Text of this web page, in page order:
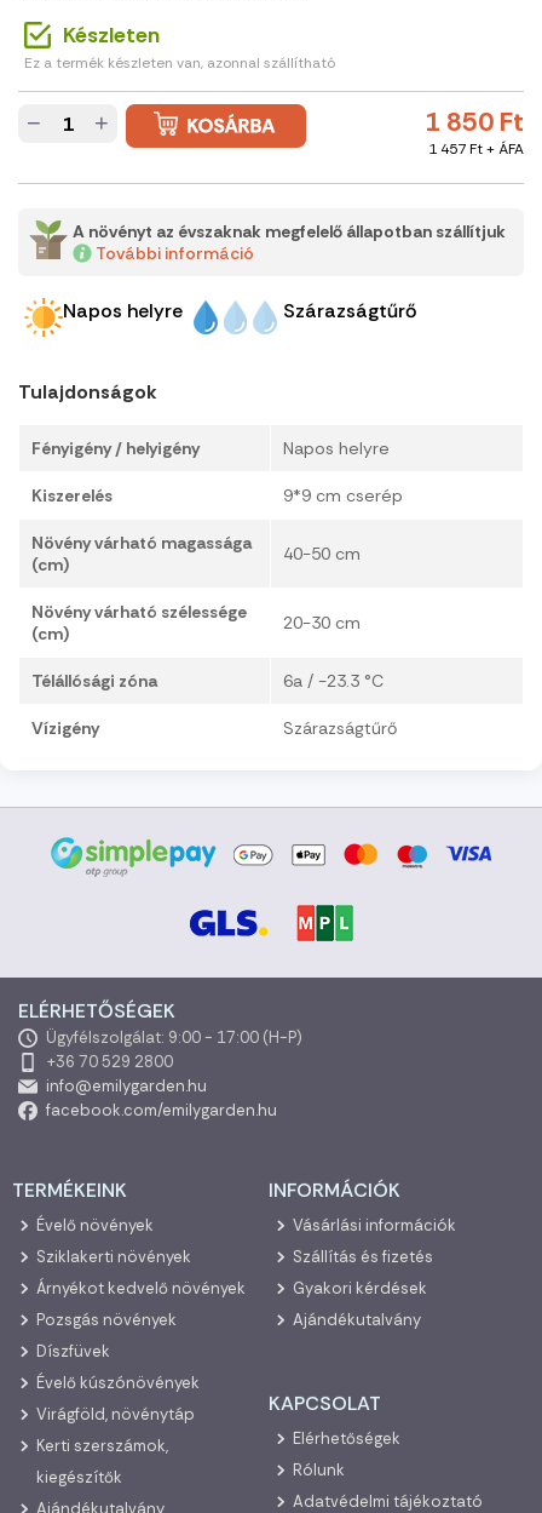
Készleten
Ez a termék készleten van, azonnal szállítható
1 850 Ft
1 457 Ft + ÁFA
− +
A növényt az évszaknak megfelelő állapotban szállítjuk
További információ
Napos helyre Szárazságtűrő
Tulajdonságok
Fényigény / helyigény Napos helyre
Kiszerelés 9*9 cm cserép
Növény várható magassága
(cm)
40-50 cm
Növény várható szélessége
(cm)
20-30 cm
Télállósági zóna 6a / -23.3 °C
Vízigény Szárazságtűrő
ELÉRHETŐSÉGEK
Ügyfélszolgálat: 9:00 - 17:00 (H-P)
+36 70 529 2800
info@emilygarden.hu
facebook.com/emilygarden.hu
TERMÉKEINK
Évelő növények
Sziklakerti növények
Árnyékot kedvelő növények
Pozsgás növények
Díszfüvek
Évelő kúszónövények
Virágföld, növénytáp
Kerti szerszámok,
kiegészítők
Ajándékutalvány
INFORMÁCIÓK
Vásárlási információk
Szállítás és fizetés
Gyakori kérdések
Ajándékutalvány
KAPCSOLAT
Elérhetőségek
Rólunk
Adatvédelmi tájékoztató